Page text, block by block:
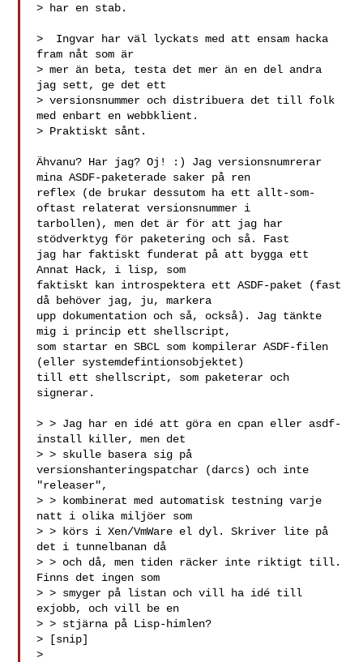
> har en stab.
>  Ingvar har väl lyckats med att ensam hacka
fram nåt som är
> mer än beta, testa det mer än en del andra
jag sett, ge det ett
> versionsnummer och distribuera det till folk
med enbart en webbklient.
> Praktiskt sånt.
Ähvanu? Har jag? Oj! :) Jag versionsnumrerar
mina ASDF-paketerade saker på ren
reflex (de brukar dessutom ha ett allt-som-
oftast relaterat versionsnummer i
tarbollen), men det är för att jag har
stödverktyg för paketering och så. Fast
jag har faktiskt funderat på att bygga ett
Annat Hack, i lisp, som
faktiskt kan introspektera ett ASDF-paket (fast
då behöver jag, ju, markera
upp dokumentation och så, också). Jag tänkte
mig i princip ett shellscript,
som startar en SBCL som kompilerar ASDF-filen
(eller systemdefintionsobjektet)
till ett shellscript, som paketerar och
signerar.
> > Jag har en idé att göra en cpan eller asdf-
install killer, men det
> > skulle basera sig på
versionshanteringspatchar (darcs) och inte
"releaser",
> > kombinerat med automatisk testning varje
natt i olika miljöer som
> > körs i Xen/VmWare el dyl. Skriver lite på
det i tunnelbanan då
> > och då, men tiden räcker inte riktigt till.
Finns det ingen som
> > smyger på listan och vill ha idé till
exjobb, och vill be en
> > stjärna på Lisp-himlen?
> [snip]
>